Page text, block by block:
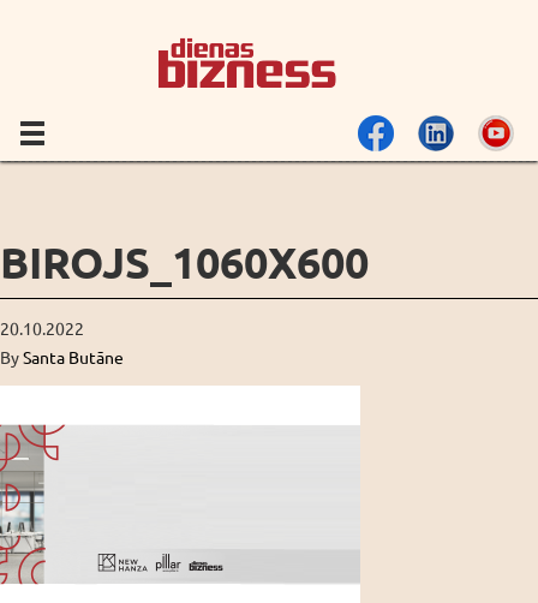
BIROJS_1060X600
20.10.2022
BySanta Butāne